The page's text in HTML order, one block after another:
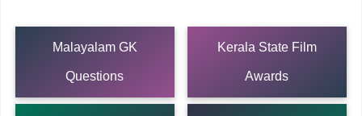
Malayalam GK
Questions
Kerala State Film
Awards